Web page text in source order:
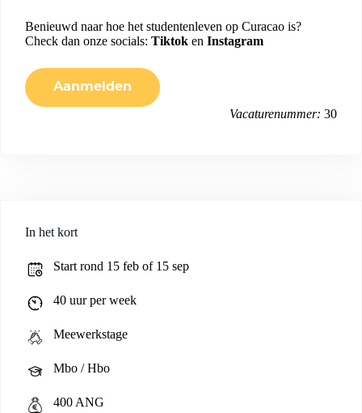
Benieuwd naar hoe het studentenleven op Curacao is?
Check dan onze socials: Tiktok en Instagram
Aanmelden
Vacaturenummer: 30
In het kort
Start rond 15 feb of 15 sep
40 uur per week
Meewerkstage
Mbo / Hbo
400 ANG